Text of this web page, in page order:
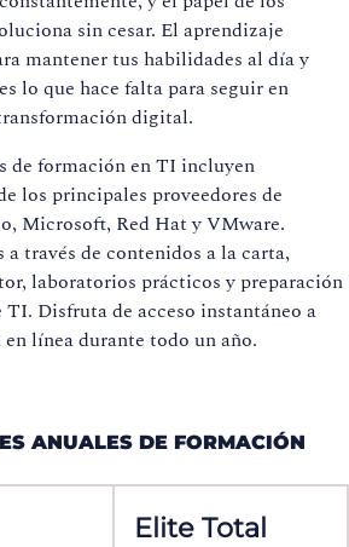
sin cesar. El aprendizaje
mantener tus habilidades al día y
lo que hace falta para seguir en
digital.
de formación en TI incluyen
los principales proveedores de
Microsoft, Red Hat y VMware.
través de contenidos a la carta,
laboratorios prácticos y preparación
Disfruta de acceso instantáneo a
línea durante todo un año.
ANUALES DE FORMACIÓN
Elite Total